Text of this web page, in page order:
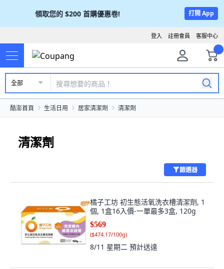
領取您的 $200 首購優惠卷! 打開 App
客服中心
註冊會員
登入
全部
酷澎首頁 生活日用 居家清潔劑 清潔劑
清潔劑
篩選器
橘子工坊 初生態活氧洗衣槽清潔劑, 1
個, 1盒16入價-一單最多3盒, 120g
$569
($474.17/100g)
8/11 星期二 預計送達